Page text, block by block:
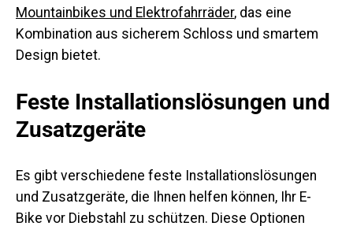
Mountainbikes und Elektrofahrräder, das eine
Kombination aus sicherem Schloss und smartem
Design bietet.
Feste Installationslösungen und
Zusatzgeräte
Es gibt verschiedene feste Installationslösungen
und Zusatzgeräte, die Ihnen helfen können, Ihr E-
Bike vor Diebstahl zu schützen. Diese Optionen